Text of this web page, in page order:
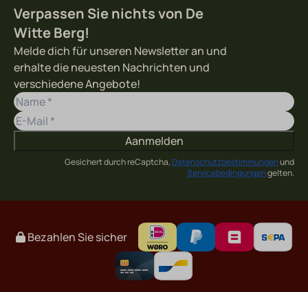
Verpassen Sie nichts von De
Witte Berg!
Melde dich für unseren Newsletter an und
erhalte die neuesten Nachrichten und
verschiedene Angebote!
Aanmelden
Gesichert durch reCaptcha, Datenschutzbestimmungenund
Servicebedingungengelten.
Bezahlen Sie sicher